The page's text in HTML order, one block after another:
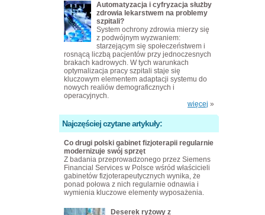
Automatyzacja i cyfryzacja służby
zdrowia lekarstwem na problemy
szpitali?
System ochrony zdrowia mierzy się
z podwójnym wyzwaniem:
starzejącym się społeczeństwem i
rosnącą liczbą pacjentów przy jednoczesnych
brakach kadrowych. W tych warunkach
optymalizacja pracy szpitali staje się
kluczowym elementem adaptacji systemu do
nowych realiów demograficznych i
operacyjnych.
więcej »
Najczęściej czytane artykuły:
Co drugi polski gabinet fizjoterapii regularnie
modernizuje swój sprzęt
Z badania przeprowadzonego przez Siemens
Financial Services w Polsce wśród właścicieli
gabinetów fizjoterapeutycznych wynika, że
ponad połowa z nich regularnie odnawia i
wymienia kluczowe elementy wyposażenia.
Deserek ryżowy z